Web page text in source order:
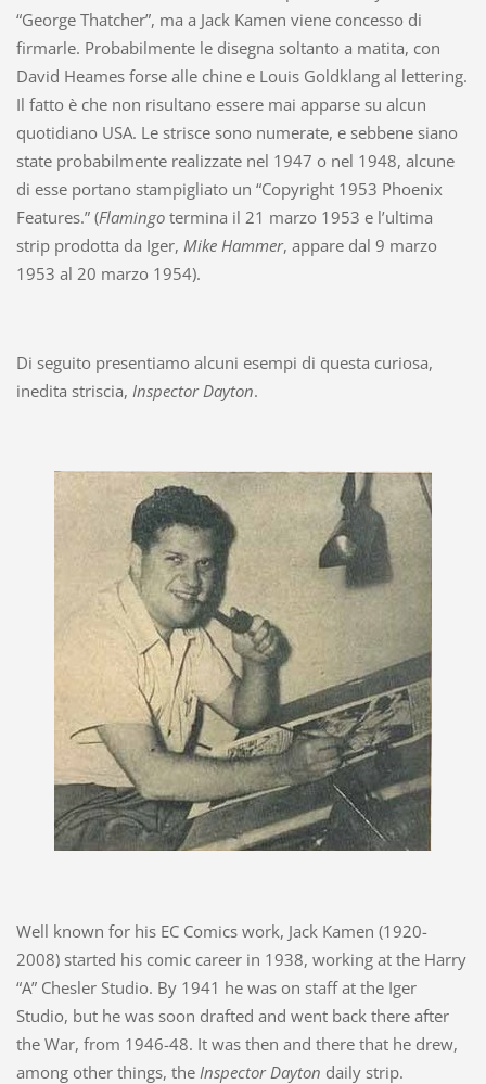
“George Thatcher”, ma a Jack Kamen viene concesso di
firmarle. Probabilmente le disegna soltanto a matita, con
David Heames forse alle chine e Louis Goldklang al lettering.
Il fatto è che non risultano essere mai apparse su alcun
quotidiano USA. Le strisce sono numerate, e sebbene siano
state probabilmente realizzate nel 1947 o nel 1948, alcune
di esse portano stampigliato un “Copyright 1953 Phoenix
Features.” (Flamingotermina il 21 marzo 1953 e l’ultima
strip prodotta da Iger, Mike Hammer, appare dal 9 marzo
1953 al 20 marzo 1954).
Di seguito presentiamo alcuni esempi di questa curiosa,
inedita striscia, Inspector Dayton.
Well known for his EC Comics work, Jack Kamen (1920-
2008) started his comic career in 1938, working at the Harry
“A” Chesler Studio. By 1941 he was on staff at the Iger
Studio, but he was soon drafted and went back there after
the War, from 1946-48. It was then and there that he drew,
among other things, the Inspector Dayton daily strip.